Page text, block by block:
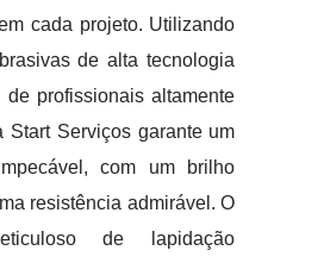
cada projeto. Utilizando
de alta tecnologia
profissionais altamente
Start Serviços garante um
com um brilho
resistência admirável. O
de lapidação